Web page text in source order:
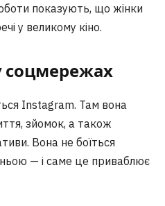
показують, що жінки
у великому кіно.
соцмережах
Instagram. Там вона
зйомок, а також
Вона не боїться
— і саме це приваблює